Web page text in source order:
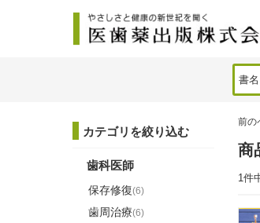
前の
商
1件
カテゴリを絞り込む
歯科医師
保存修復(6)
歯周治療(6)